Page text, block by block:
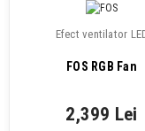
Efect ventilator
FOS RGB Fan
2,399 Lei